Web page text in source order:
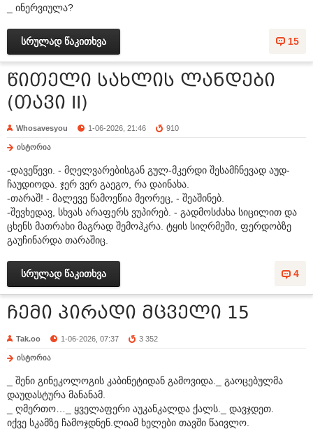
_ ინერვიულა?
15
სრულად წაკითხვა
წითელი სახლის ლანდები
(თავი II)
Whosavesyou 1-06-2026, 21:46 910
ისტორია
-დავეწევი. - მღელვარებისგან გულ-მკერდი შესამჩნევად აუდ-
ჩაუდიოდა. ჯერ ვერ გაეგო, რა დაინახა.
-თარაშ! - მალევე წამოეწია მეორეც, - შეაშინებ.
-შევხედავ, სხვას არაფერს ვუპირებ. - გადმოსძახა სიცილით და
ცხენს მათრახი მაგრად შემოჰკრა. ტყის სიღრმეში, ფერდობზე
გაუჩინარდა თარაშიც.
4
სრულად წაკითხვა
ჩემი პირადი მცველი 15
Tak.oo 1-06-2026, 07:37 3 352
ისტორია
_ შენი გინეკოლოგის კაბინეტიდან გამოვიდა._ გაოცებულმა
დაუდასტურა მანანამ.
_ ღმერთო…_ ყველაფერი აუკანკალდა ქალს._ დავჯდეთ.
იქვე სკამზე ჩამოჯდნენ.ლიამ ხელები თავში წაივლო.